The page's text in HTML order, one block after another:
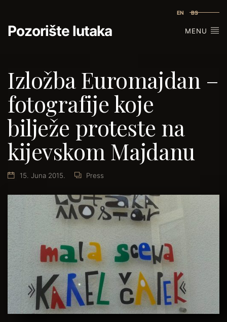
EN BS
Pozorište lutaka MENU
Izložba Euromajdan –
fotografije koje
bilježe proteste na
kijevskom Majdanu
15. Juna 2015. Press